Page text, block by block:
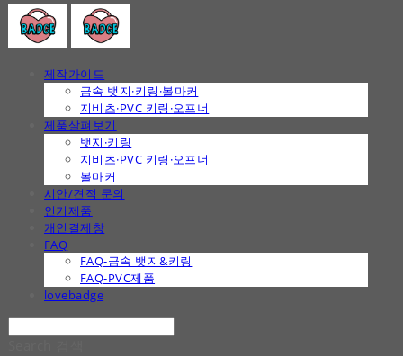
제작가이드
금속 뱃지·키링·볼마커
지비츠·PVC 키링·오프너
제품살펴보기
뱃지·키링
지비츠·PVC 키링·오프너
볼마커
시안/견적 문의
인기제품
개인결제창
FAQ
FAQ-금속 뱃지&키링
FAQ-PVC제품
lovebadge